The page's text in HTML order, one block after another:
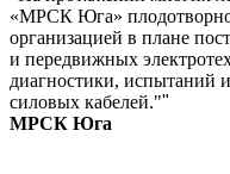
«МРСК Юга»
организацией в плане
и передвижных
диагностики, испытаний
силовых кабелей.""
МРСК Юга